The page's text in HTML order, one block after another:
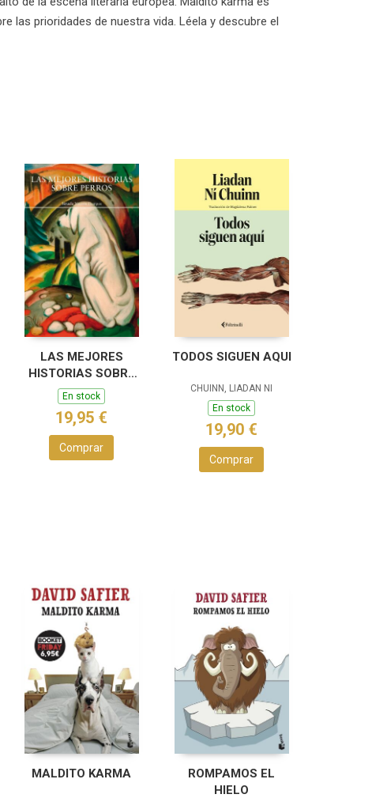
las prioridades de nuestra vida. Léela y descubre el
LAS MEJORES
HISTORIAS SOBRE
PERROS
En stock
19,95 €
Comprar
TODOS SIGUEN AQUI
CHUINN, LIADAN NI
En stock
19,90 €
Comprar
MALDITO KARMA
ROMPAMOS EL
HIELO